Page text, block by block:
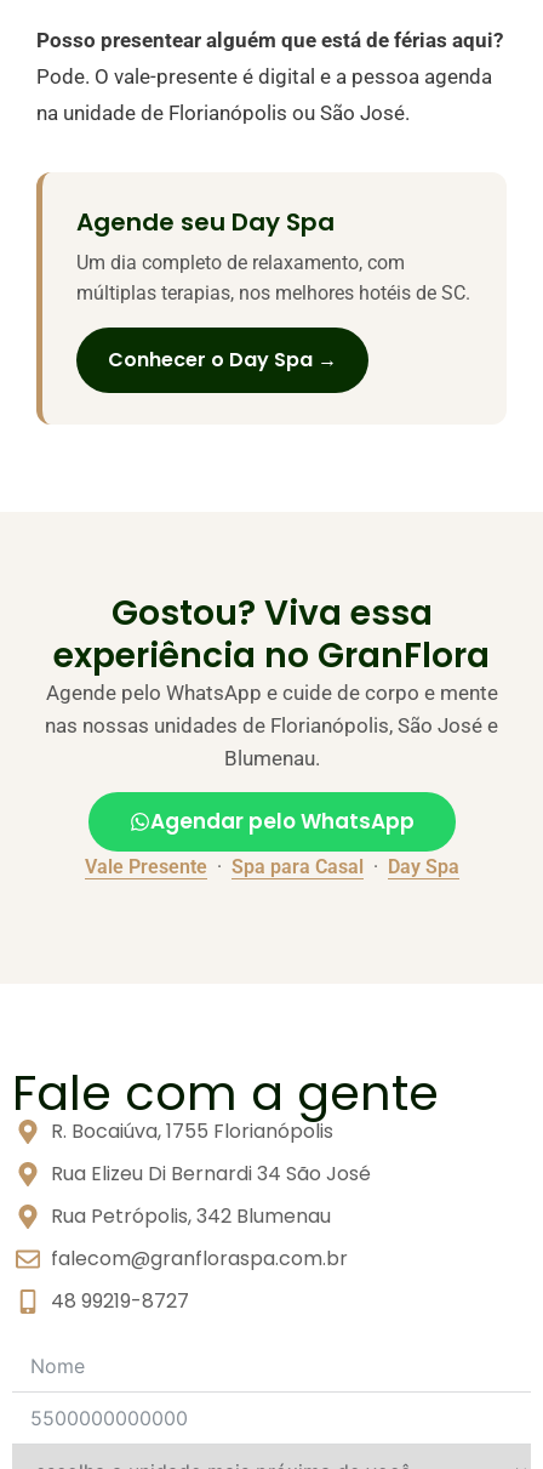
Posso presentear alguém que está de férias aqui?
Pode. O vale-presente é digital e a pessoa agenda
na unidade de Florianópolis ou São José.
Agende seu Day Spa
Um dia completo de relaxamento, com
múltiplas terapias, nos melhores hotéis de SC.
Conhecer o Day Spa →
Gostou? Viva essa
experiência no GranFlora
Agende pelo WhatsApp e cuide de corpo e mente
nas nossas unidades de Florianópolis, São José e
Blumenau.
Agendar pelo WhatsApp
Vale Presente · Spa para Casal · Day Spa
Fale com a gente
R. Bocaiúva, 1755 Florianópolis
Rua Elizeu Di Bernardi 34 São José
Rua Petrópolis, 342 Blumenau
falecom@granfloraspa.com.br
48 99219-8727